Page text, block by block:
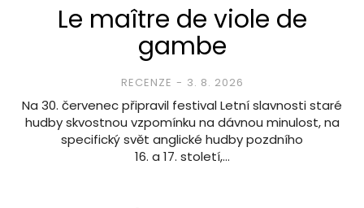
Le maître de viole de
gambe
RECENZE 3. 8. 2026
Na 30. červenec připravil festival Letní slavnosti staré
hudby skvostnou vzpomínku na dávnou minulost, na
specifický svět anglické hudby pozdního
16. a 17. století,…